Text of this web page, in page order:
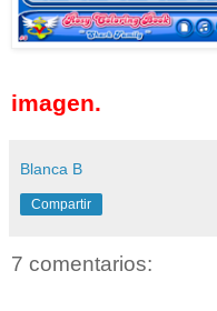
imagen.
Blanca B
Compartir
7 comentarios: